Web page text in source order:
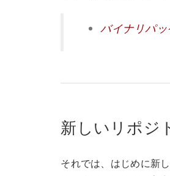
バイナリパッ
新しいリポジ
それでは、はじめに新